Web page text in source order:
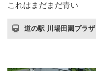
これはまだまだ青い
道の駅 川場田園プラザ